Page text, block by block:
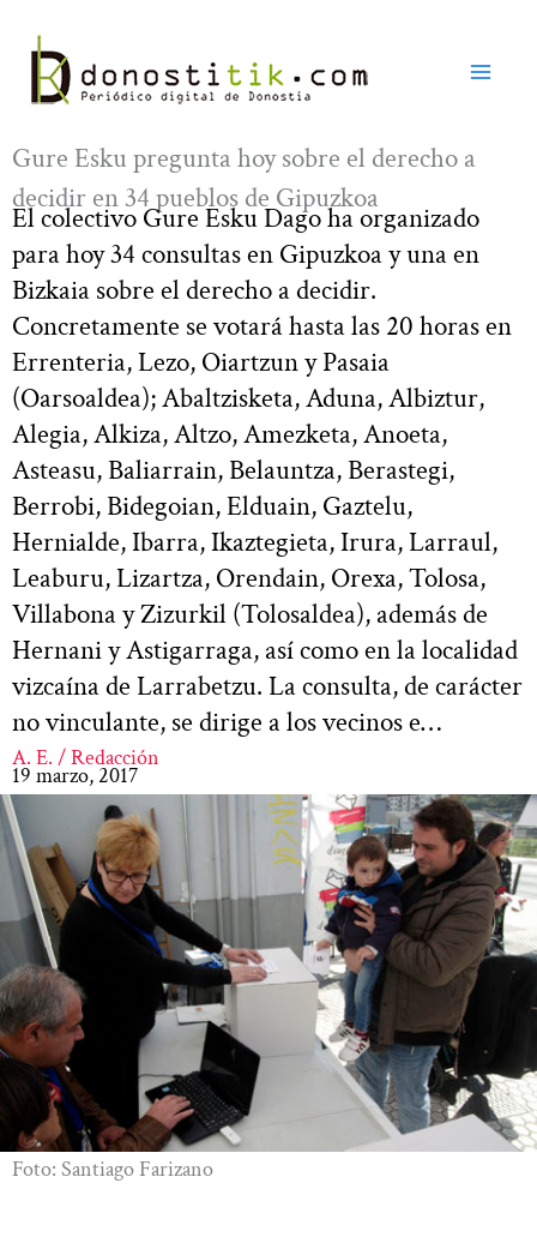
contenido
Gure Esku pregunta hoy sobre el derecho a
decidir en 34 pueblos de Gipuzkoa
El colectivo Gure Esku Dago ha organizado
para hoy 34 consultas en Gipuzkoa y una en
Bizkaia sobre el derecho a decidir.
Concretamente se votará hasta las 20 horas en
Errenteria, Lezo, Oiartzun y Pasaia
(Oarsoaldea); Abaltzisketa, Aduna, Albiztur,
Alegia, Alkiza, Altzo, Amezketa, Anoeta,
Asteasu, Baliarrain, Belauntza, Berastegi,
Berrobi, Bidegoian, Elduain, Gaztelu,
Hernialde, Ibarra, Ikaztegieta, Irura, Larraul,
Leaburu, Lizartza, Orendain, Orexa, Tolosa,
Villabona y Zizurkil (Tolosaldea), además de
Hernani y Astigarraga, así como en la localidad
vizcaína de Larrabetzu. La consulta, de carácter
no vinculante, se dirige a los vecinos e…
A. E. / Redacción
19 marzo, 2017
Foto: Santiago Farizano